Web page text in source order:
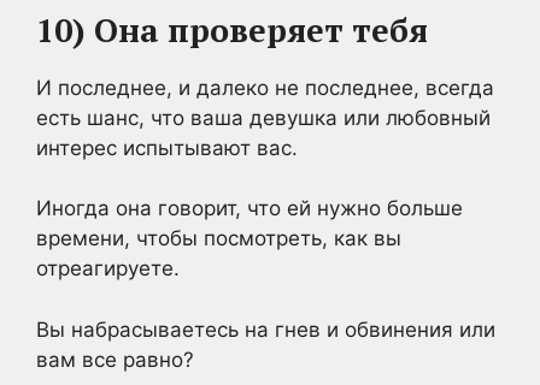
10) Она проверяет тебя
И последнее, и далеко не последнее, всегда
есть шанс, что ваша девушка или любовный
интерес испытывают вас.
Иногда она говорит, что ей нужно больше
времени, чтобы посмотреть, как вы
отреагируете.
Вы набрасываетесь на гнев и обвинения или
вам все равно?